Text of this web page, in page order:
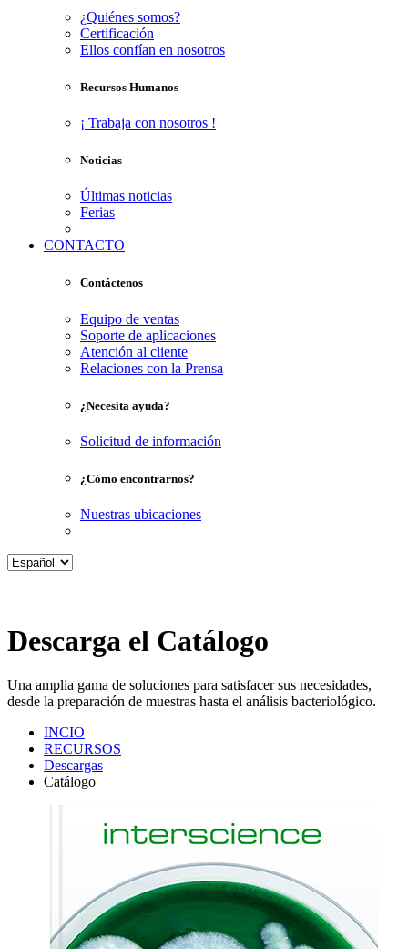
¿Quiénes somos?
Certificación
Ellos confían en nosotros
Recursos Humanos
¡ Trabaja con nosotros !
Noticias
Últimas noticias
Ferias
CONTACTO
Contáctenos
Equipo de ventas
Soporte de aplicaciones
Atención al cliente
Relaciones con la Prensa
¿Necesita ayuda?
Solicitud de información
¿Cómo encontrarnos?
Nuestras ubicaciones
Descarga el Catálogo
Una amplia gama de soluciones para satisfacer sus necesidades,
desde la preparación de muestras hasta el análisis bacteriológico.
INCIO
RECURSOS
Descargas
Catálogo